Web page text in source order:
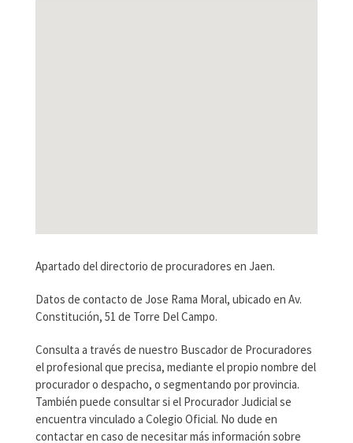
Apartado del directorio de procuradores en Jaen.
Datos de contacto de Jose Rama Moral, ubicado en Av.
Constitución, 51 de Torre Del Campo.
Consulta a través de nuestro Buscador de Procuradores
el profesional que precisa, mediante el propio nombre del
procurador o despacho, o segmentando por provincia.
También puede consultar si el Procurador Judicial se
encuentra vinculado a Colegio Oficial. No dude en
contactar en caso de necesitar más información sobre